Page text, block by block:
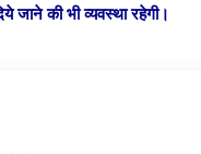
की भी व्यवस्था रहेगी।